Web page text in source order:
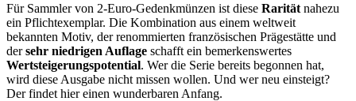
Für Sammler von 2-Euro-Gedenkmünzen ist diese Rarität nahezu
ein Pflichtexemplar. Die Kombination aus einem weltweit
bekannten Motiv, der renommierten französischen Prägestätte und
dersehr niedrigen Auflage schafft ein bemerkenswertes
Wertsteigerungspotential. Wer die Serie bereits begonnen hat,
wird diese Ausgabe nicht missen wollen. Und wer neu einsteigt?
Der findet hier einen wunderbaren Anfang.